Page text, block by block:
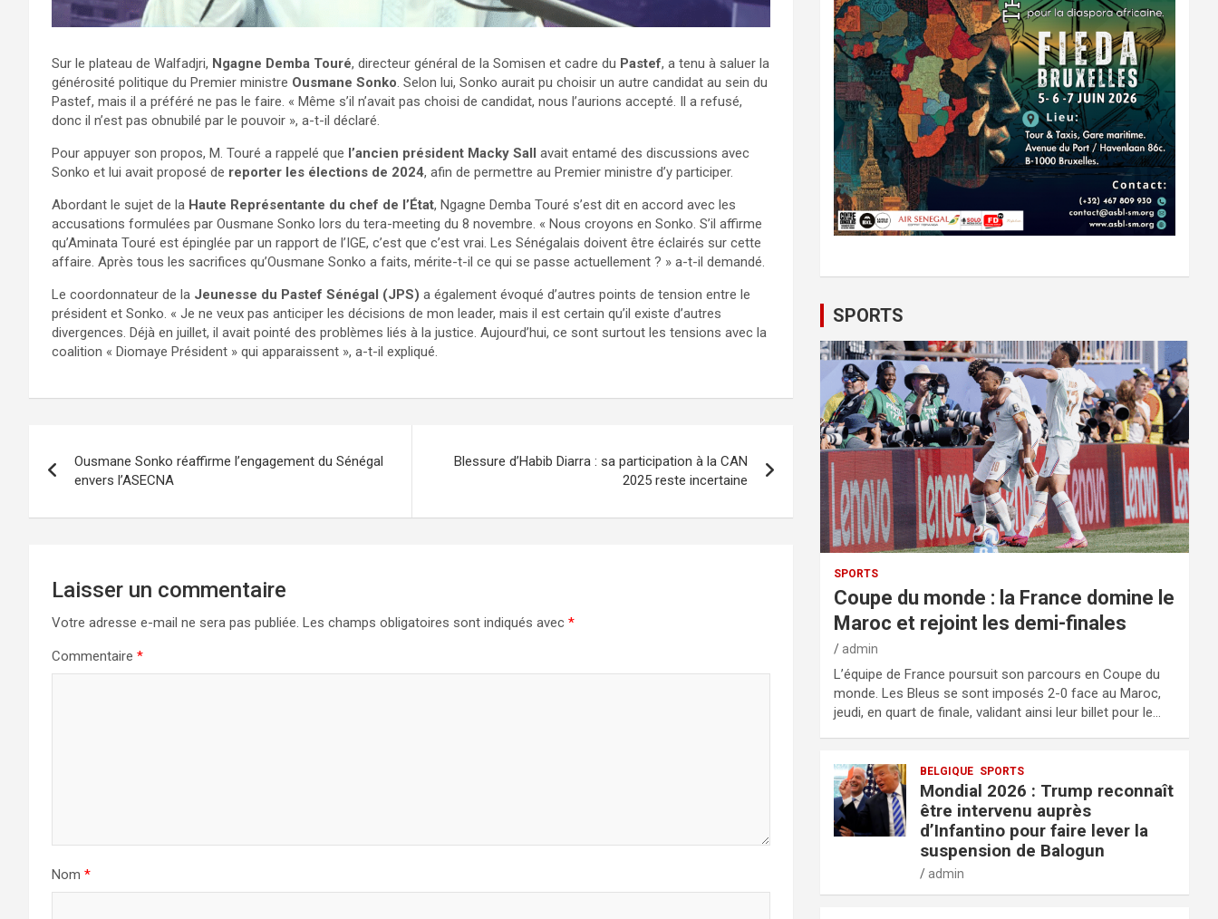
Sur le plateau de Walfadjri, Ngagne Demba Touré, directeur général de la Somisen et cadre du Pastef, a tenu à saluer la
générosité politique du Premier ministre Ousmane Sonko. Selon lui, Sonko aurait pu choisir un autre candidat au sein du
Pastef, mais il a préféré ne pas le faire. « Même s’il n’avait pas choisi de candidat, nous l’aurions accepté. Il a refusé,
donc il n’est pas obnubilé par le pouvoir », a-t-il déclaré.
Pour appuyer son propos, M. Touré a rappelé que l’ancien président Macky Sall avait entamé des discussions avec
Sonko et lui avait proposé de reporter les élections de 2024, afin de permettre au Premier ministre d’y participer.
Abordant le sujet de la Haute Représentante du chef de l’État, Ngagne Demba Touré s’est dit en accord avec les
accusations formulées par Ousmane Sonko lors du tera-meeting du 8 novembre. « Nous croyons en Sonko. S’il affirme
qu’Aminata Touré est épinglée par un rapport de l’IGE, c’est que c’est vrai. Les Sénégalais doivent être éclairés sur cette
affaire. Après tous les sacrifices qu’Ousmane Sonko a faits, mérite-t-il ce qui se passe actuellement ? » a-t-il demandé.
Le coordonnateur de la Jeunesse du Pastef Sénégal (JPS) a également évoqué d’autres points de tension entre le
président et Sonko. « Je ne veux pas anticiper les décisions de mon leader, mais il est certain qu’il existe d’autres
divergences. Déjà en juillet, il avait pointé des problèmes liés à la justice. Aujourd’hui, ce sont surtout les tensions avec la
coalition « Diomaye Président » qui apparaissent », a-t-il expliqué.
Ousmane Sonko réaffirme l’engagement du Sénégal
envers l’ASECNA
Blessure d’Habib Diarra : sa participation à la CAN
2025 reste incertaine
Laisser un commentaire
Votre adresse e-mail ne sera pas publiée. Les champs obligatoires sont indiqués avec *
Commentaire *
Nom *
SPORTS
SPORTS
Coupe du monde : la France domine le
Maroc et rejoint les demi-finales
admin
L’équipe de France poursuit son parcours en Coupe du
monde. Les Bleus se sont imposés 2-0 face au Maroc,
jeudi, en quart de finale, validant ainsi leur billet pour le…
BELGIQUE SPORTS
Mondial 2026 : Trump reconnaît
être intervenu auprès
d’Infantino pour faire lever la
suspension de Balogun
admin